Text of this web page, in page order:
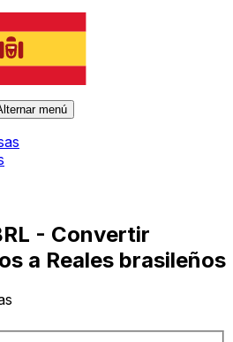
menú
- Convertir
a Reales brasileños